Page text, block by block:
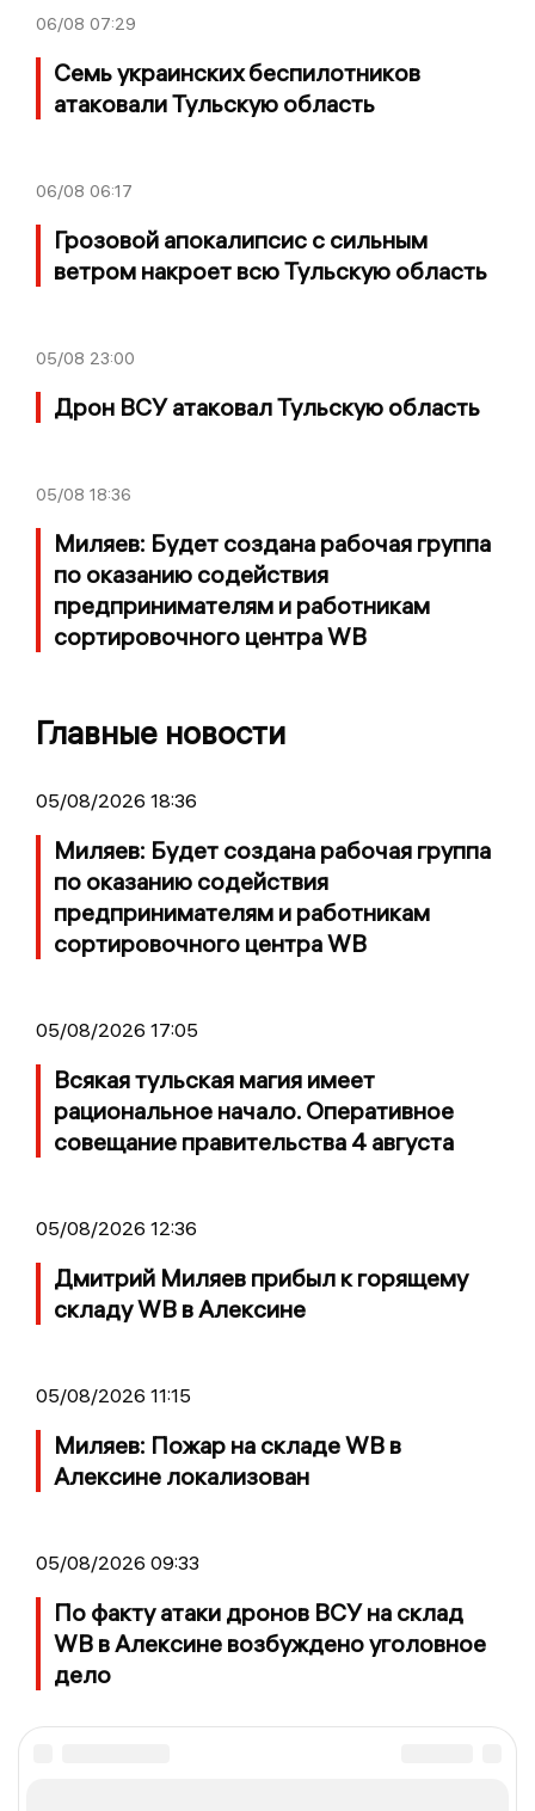
06/08 07:29
Семь украинских беспилотников
атаковали Тульскую область
06/08 06:17
Грозовой апокалипсис с сильным
ветром накроет всю Тульскую область
05/08 23:00
Дрон ВСУ атаковал Тульскую область
05/08 18:36
Миляев: Будет создана рабочая группа
по оказанию содействия
предпринимателям и работникам
сортировочного центра WB
Главные новости
05/08/2026 18:36
Миляев: Будет создана рабочая группа
по оказанию содействия
предпринимателям и работникам
сортировочного центра WB
05/08/2026 17:05
Всякая тульская магия имеет
рациональное начало. Оперативное
совещание правительства 4 августа
05/08/2026 12:36
Дмитрий Миляев прибыл к горящему
складу WB в Алексине
05/08/2026 11:15
Миляев: Пожар на складе WB в
Алексине локализован
05/08/2026 09:33
По факту атаки дронов ВСУ на склад
WB в Алексине возбуждено уголовное
дело